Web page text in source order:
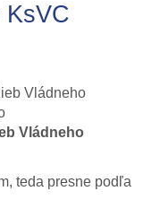
KsVC
Vládneho
Vládneho
teda presne podľa